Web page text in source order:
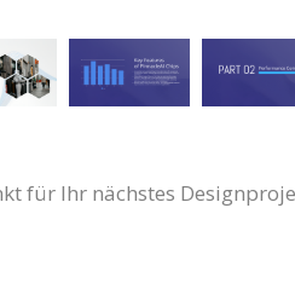
für Ihr nächstes